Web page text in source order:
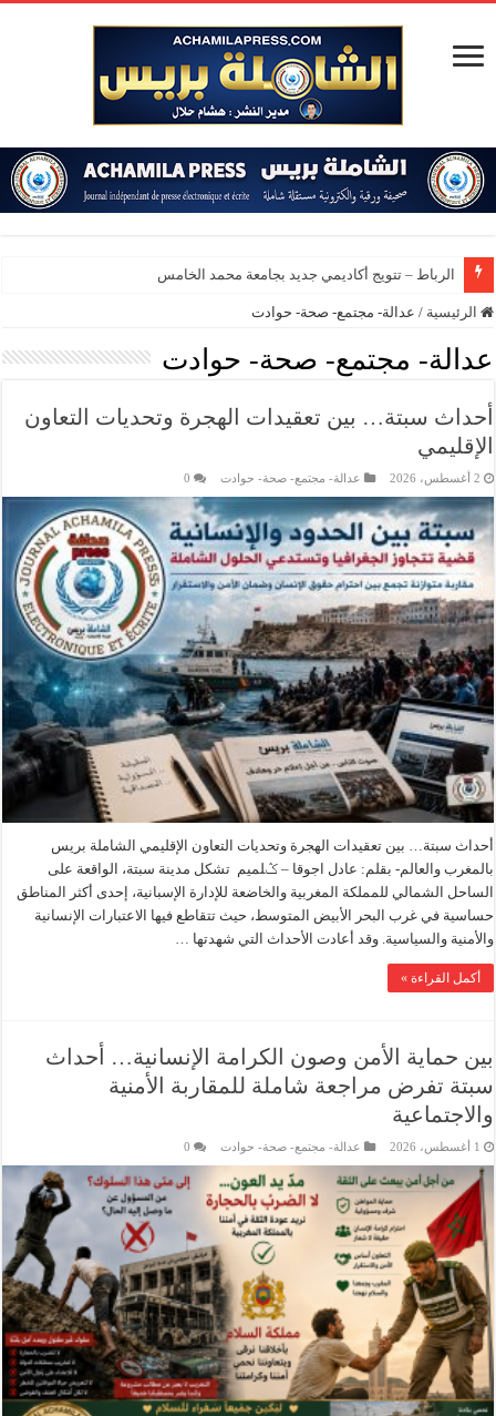
المؤسسة ال
الرئيسية / عدالة- مجتمع- صحة- حوادت
عدالة- مجتمع- صحة- حوادت
أحداث سبتة… بين تعقيدات الهجرة وتحديات التعاون
الإقليمي
2 أغسطس، 2026 عدالة- مجتمع- صحة- حوادت 0
أحداث سبتة… بين تعقيدات الهجرة وتحديات التعاون الإقليمي الشاملة بريس
بالمغرب والعالم- بقلم: عادل اجوقا – ݣلميم تشكل مدينة سبتة، الواقعة على
الساحل الشمالي للمملكة المغربية والخاضعة للإدارة الإسبانية، إحدى أكثر المناطق
حساسية في غرب البحر الأبيض المتوسط، حيث تتقاطع فيها الاعتبارات الإنسانية
والأمنية والسياسية. وقد أعادت الأحداث التي شهدتها …
أكمل القراءة »
بين حماية الأمن وصون الكرامة الإنسانية… أحداث
سبتة تفرض مراجعة شاملة للمقاربة الأمنية
والاجتماعية
1 أغسطس، 2026 عدالة- مجتمع- صحة- حوادت 0